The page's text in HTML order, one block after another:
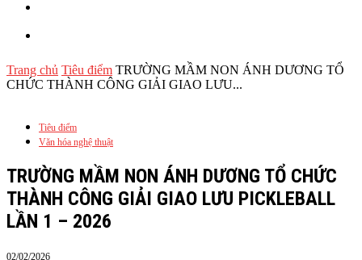
Trang chủ Tiêu điểm TRƯỜNG MẦM NON ÁNH DƯƠNG TỔ
CHỨC THÀNH CÔNG GIẢI GIAO LƯU...
Tiêu điểm
Văn hóa nghệ thuật
TRƯỜNG MẦM NON ÁNH DƯƠNG TỔ CHỨC
THÀNH CÔNG GIẢI GIAO LƯU PICKLEBALL
LẦN 1 – 2026
02/02/2026